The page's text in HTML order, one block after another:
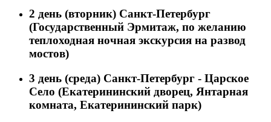
2 день (вторник) Санкт-Петербург
(Государственный Эрмитаж, по желанию
теплоходная ночная экскурсия на развод
мостов)
3 день (среда) Санкт-Петербург - Царское
Село (Екатерининский дворец, Янтарная
комната, Екатерининский парк)